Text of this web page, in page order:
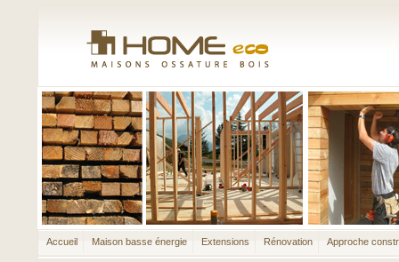
Accueil Maison basse énergie Extensions Rénovation Approche